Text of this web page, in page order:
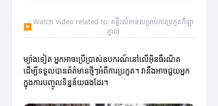
▶
Watch Video related to: គន្លឹះសំខាន់សម្រាប់ការប្រកួតកីឡា
ភ្នាល់
ម្យ៉ាងទៀត អ្នកអាចប្រើប្រាស់ឧបករណ៍នៅលើអ៊ិនធឺរណិត
ដើម្បីទទួលបានព័ត៌មានថ្មីៗអំពីការប្រកួត។ វានឹងអាចជួយអ្នក
ក្នុងការបញ្ចូលទិន្នន័យផងដែរ។